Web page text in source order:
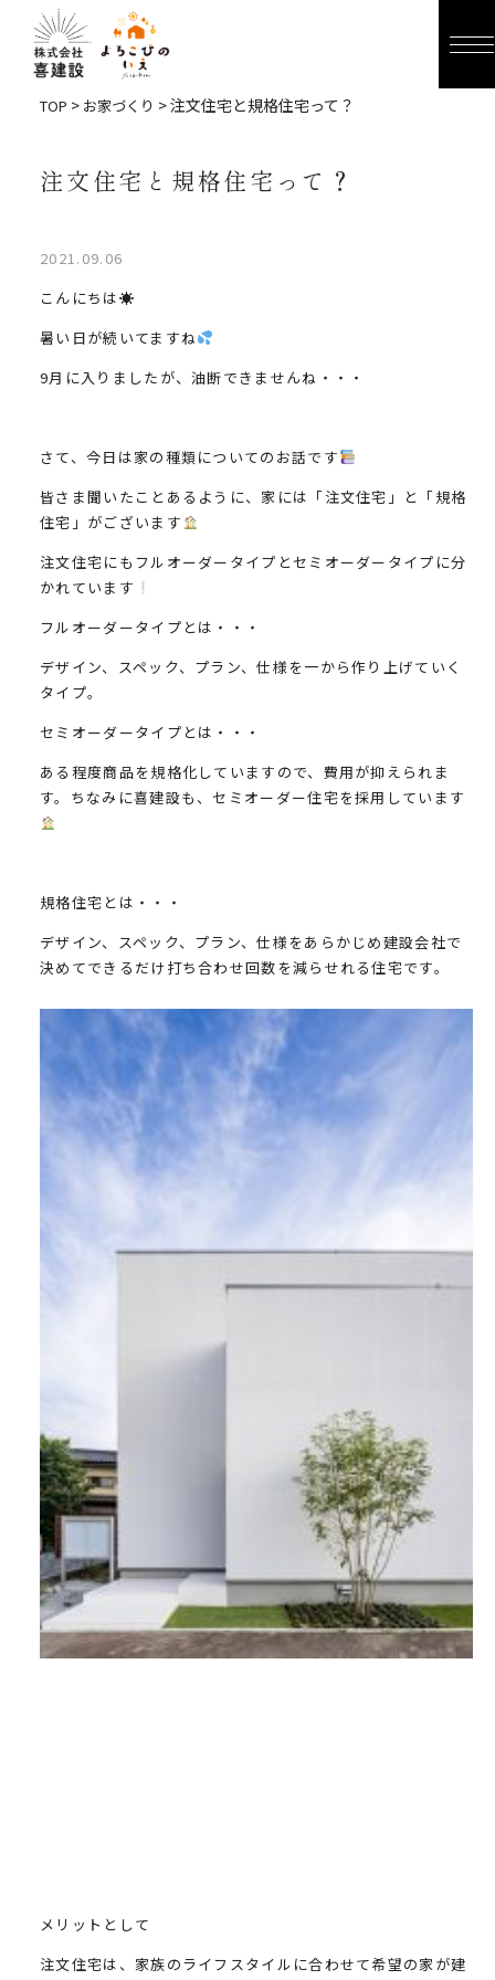
TOP > お家づくり > 注文住宅と規格住宅って？
注文住宅と規格住宅って？
2021.09.06
こんにちは☀
暑い日が続いてますね
9月に入りましたが、油断できませんね・・・
さて、今日は家の種類についてのお話です
皆さま聞いたことあるように、家には「注文住宅 」と「規格
住宅 」がございます
注文住宅にもフルオーダータイプとセミオーダータイプに分
かれています
フルオーダータイプとは・・・
デザイン、スペック、プラン、仕様を一から作り上げていく
タイプ。
セミオーダータイプとは・・・
ある程度商品を規格化していますので、費用が抑えられま
す。ちなみに喜建設も、セミオーダー住宅を採用しています
規格住宅とは・・・
デザイン、スペック、プラン、仕様をあらかじめ建設会社で
決めてできるだけ打ち合わせ回数を減らせれる住宅です。
メリットとして
注文住宅は、家族のライフスタイルに合わせて希望の家が建